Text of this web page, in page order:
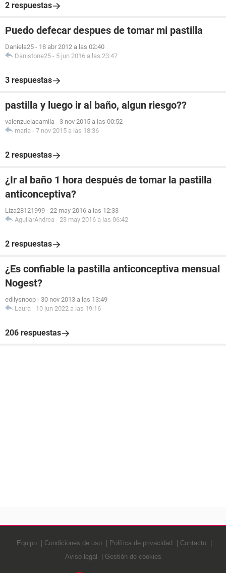
2 respuestas
Puedo defecar despues de tomar mi pastilla
Daniela25 - 18 abr 2012 a las 02:40
Danistone25 - 5 jun 2016 a las 23:47
3 respuestas
pastilla y luego ir al baño, algun riesgo??
valenzuelacamila - 3 nov 2015 a las 00:52
maria - 7 nov 2015 a las 18:36
2 respuestas
¿Ir al baño 1 hora después de tomar la pastilla
anticonceptiva?
Liza28121999 - 22 may 2016 a las 12:33
AguilarAndrea - 23 may 2016 a las 06:42
2 respuestas
¿Es confiable la pastilla anticonceptiva mensual
Nogest?
edilysnoop - 30 nov 2013 a las 13:49
Laura - 10 jun 2022 a las 19:16
206 respuestas
Equipo Condiciones de uso Política de privacidad
Contacto
Aviso legal
Gestión de cookies